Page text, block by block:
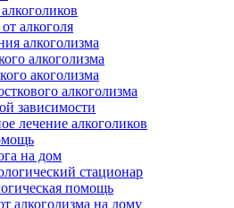
алкоголя
алкоголизма
алкоголизма
акоголизма
алкоголизма
зависимости
лечение алкоголиков
на дом
стационар
помощь
алкоголизма на дому